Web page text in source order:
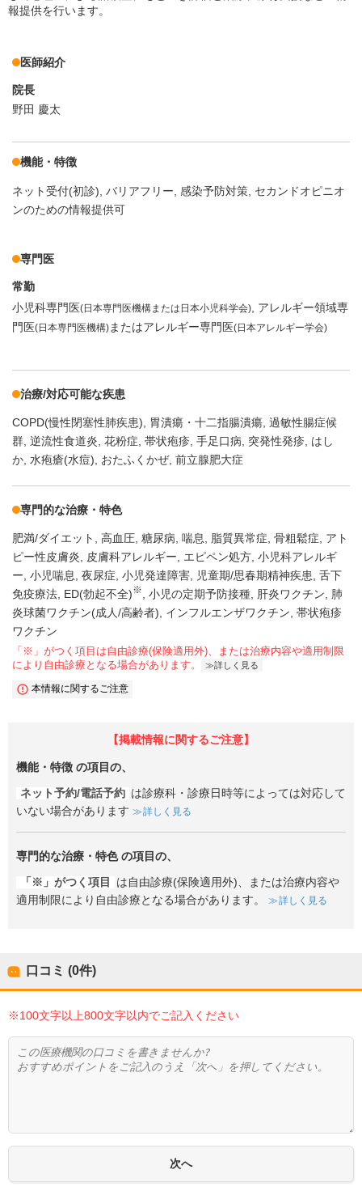
報提供を行います。
医師紹介
院長
野田 慶太
機能・特徴
ネット受付(初診) バリアフリー 感染予防対策 セカンドオピニオ
ンのための情報提供可
専門医
常勤
小児科専門医(日本専門医機構または日本小児科学会)
アレルギー領域専
門医(日本専門医機構) またはアレルギー専門医(日本アレルギー学会)
治療/対応可能な疾患
COPD(慢性閉塞性肺疾患) 胃潰瘍・十二指腸潰瘍 過敏性腸症候
群 逆流性食道炎 花粉症 帯状疱疹 手足口病 突発性発疹 はし
か 水疱瘡(水痘) おたふくかぜ 前立腺肥大症
専門的な治療・特色
肥満/ダイエット 高血圧 糖尿病 喘息 脂質異常症 骨粗鬆症
アト
ピー性皮膚炎
皮膚科アレルギー エピペン処方 小児科アレルギ
ー 小児喘息 夜尿症 小児発達障害 児童期/思春期精神疾患 舌下
免疫療法 ED(勃起不全)※ 小児の定期予防接種 肝炎ワクチン
肺
炎球菌ワクチン(成人/高齢者)
インフルエンザワクチン 帯状疱疹
ワクチン
「※」がつく項目は自由診療(保険適用外)、または治療内容や適用制限
により自由診療となる場合があります。
詳しく見る
本情報に関するご注意
【掲載情報に関するご注意】
機能・特徴 の項目の、
ネット予約/電話予約 は診療科・診療日時等によっては対応して
いない場合があります
詳しく見る
専門的な治療・特色の項目の、
「※」がつく項目
は自由診療(保険適用外)、または治療内容や
適用制限により自由診療となる場合があります。
詳しく見る
口コミ (0件)
※100文字以上800文字以内でご記入ください